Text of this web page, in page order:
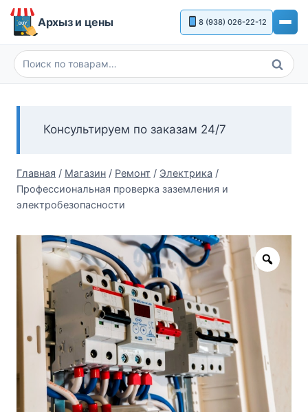
Перейти
Архыз и цены 8 (938) 026-22-12
Искать:
Поиск
Консультируем по заказам 24/7
Главная / Магазин / Ремонт / Электрика /
Профессиональная проверка заземления и
электробезопасности
Zoom